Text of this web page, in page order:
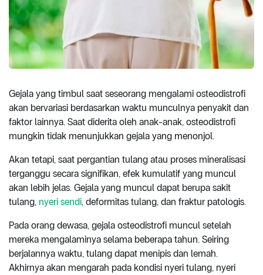
Gejala yang timbul saat seseorang mengalami osteodistrofi
akan bervariasi berdasarkan waktu munculnya penyakit dan
faktor lainnya. Saat diderita oleh anak-anak, osteodistrofi
mungkin tidak menunjukkan gejala yang menonjol.
Akan tetapi, saat pergantian tulang atau proses mineralisasi
terganggu secara signifikan, efek kumulatif yang muncul
akan lebih jelas. Gejala yang muncul dapat berupa sakit
tulang, nyeri sendi, deformitas tulang, dan fraktur patologis.
Pada orang dewasa, gejala osteodistrofi muncul setelah
mereka mengalaminya selama beberapa tahun. Seiring
berjalannya waktu, tulang dapat menipis dan lemah.
Akhirnya akan mengarah pada kondisi nyeri tulang, nyeri